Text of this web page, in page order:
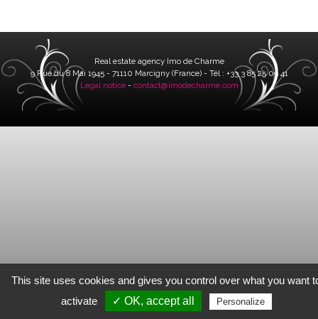
Real estate agency Imo de Charme
9 Rue du 8 Mai 1945 - 71110 Marcigny (France) - Tél : +33 3 85 25 09 41
Legal notice- contact@imodecharme.com
This site uses cookies and gives you control over what you want
activate
✓ OK, accept all Personalize